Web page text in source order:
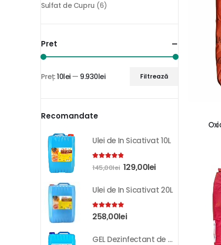
Sulfat de Cupru (6)
Pret
Filtrează
Preț:10lei— 9.930lei
Recomandate
Ulei de In Sicativat 10L
out of 5
145,00lei 129,00lei
Ulei de In Sicativat 20L
5.00out of 5
258,00lei
GEL Dezinfectant de Maini K-SEPT 10L